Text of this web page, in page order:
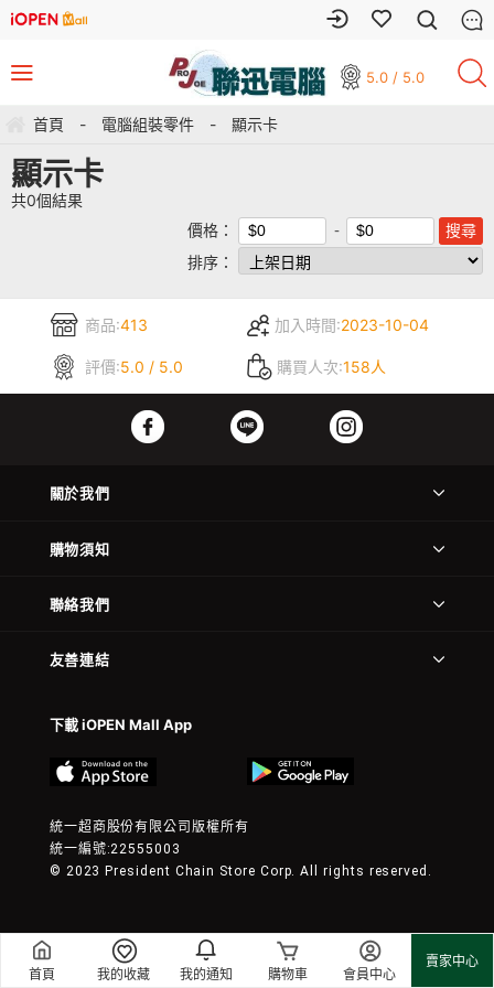
首頁 我的收藏 我的通知 購物車 會員中心
賣家中心
5.0 / 5.0
首頁 - 電腦組裝零件 - 顯示卡
顯示卡
共0個結果
價格：
排序：
商品:413 加入時間:2023-10-04
評價:5.0 / 5.0 購買人次:158人
關於我們
購物須知
聯絡我們
友善連結
下載 iOPEN Mall App
統一超商股份有限公司版權所有
統一編號:22555003
© 2023 President Chain Store Corp. All rights reserved.